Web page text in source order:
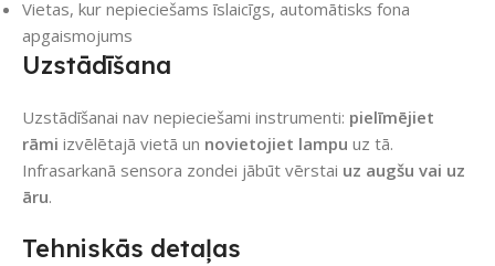
Vietas, kur nepieciešams īslaicīgs, automātisks fona
apgaismojums
Uzstādīšana
Uzstādīšanai nav nepieciešami instrumenti: pielīmējiet
rāmi izvēlētajā vietā un novietojiet lampu uz tā.
Infrasarkanā sensora zondei jābūt vērstai uz augšu vai uz
āru.
Tehniskās detaļas